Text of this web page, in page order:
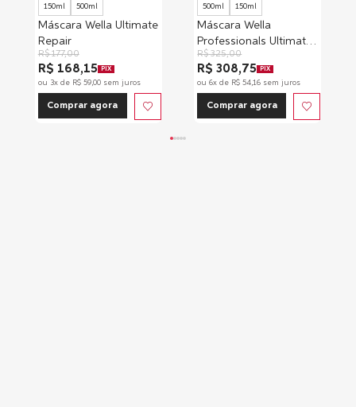
150ml 500ml
Máscara Wella Ultimate
Repair
R$ 177,00
R$ 168,15 PIX
ou 3x de R$ 59,00sem juros
Comprar agora
500ml 150ml
Máscara Wella
Professionals Ultimate
Luxe Oil
R$ 325,00
R$ 308,75 PIX
ou6x de R$ 54,16 sem juros
Comprar agora